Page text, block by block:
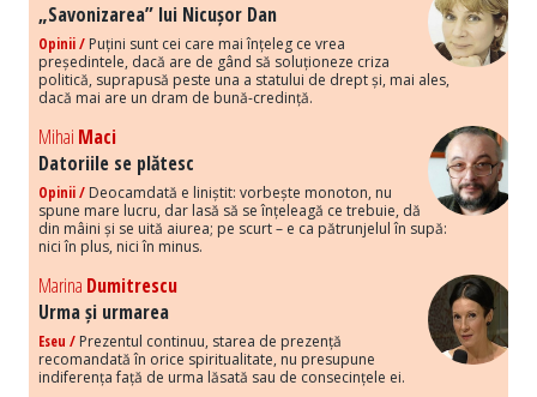
„Savonizarea” lui Nicușor Dan
Opinii / Puțini sunt cei care mai înțeleg ce vrea
președintele, dacă are de gând să soluționeze criza
politică, suprapusă peste una a statului de drept și, mai ales,
dacă mai are un dram de bună-credință.
Mihai Maci
Datoriile se plătesc
Opinii / Deocamdată e liniștit: vorbește monoton, nu
spune mare lucru, dar lasă să se înțeleagă ce trebuie, dă
din mâini și se uită aiurea; pe scurt – e ca pătrunjelul în supă:
nici în plus, nici în minus.
Marina Dumitrescu
Urma și urmarea
Eseu / Prezentul continuu, starea de prezență
recomandată în orice spiritualitate, nu presupune
indiferența față de urma lăsată sau de consecințele ei.